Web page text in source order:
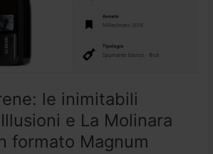
le inimitabili
e La Molinara
formato Magnum